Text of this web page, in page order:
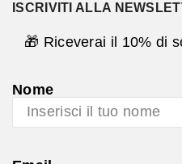
ISCRIVITI ALLA
🎁 Riceverai il 10% di
Nome